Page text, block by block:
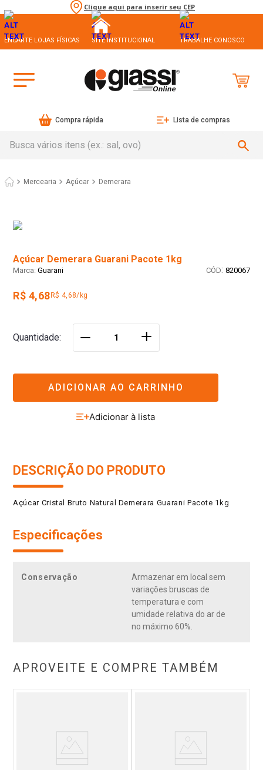
Clique aqui para inserir seu CEP
ENCARTE LOJAS FÍSICAS SITE INSTITUCIONAL TRABALHE CONOSCO
Compra rápida Lista de compras
Mercearia Açúcar Demerara
Açúcar Demerara Guarani Pacote 1kg
Guarani : 820067
R$ 4,68 R$ 4,68/kg
Quantidade ＋
ADICIONAR AO CARRINHO
DESCRIÇÃO DO PRODUTO
Açúcar Cristal Bruto Natural Demerara Guarani Pacote 1kg
Especificações
Conservação
Armazenar em local sem
variações bruscas de
temperatura e com
umidade relativa do ar de
no máximo 60%.
APROVEITE E COMPRE TAMBÉM